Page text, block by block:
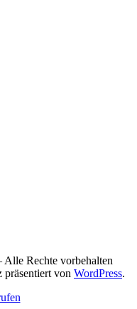
Rechte vorbehalten
von WordPress.